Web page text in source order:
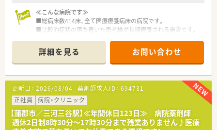
≪こんな病院です≫
■総病床数414床、全て医療療養病床の病院です。
■比較的症状の落ち着いた患者様が長期療養される施設です。
で対応しています。
■院内保育施設を完備しており、女性も働きやすい病院です。
■職員駐車場は無料で利用できます。
≪業務内容≫
■入院患者様の調剤、監査、服薬指導 ※外来は院外処方
■医薬品管理、医薬品情報管理
■持参薬鑑別
■各種委員会業務
詳細を見る お問い合わせ
更新日： 2026/08/04 薬剤師求人ID： 694731
正社員
病院・クリニック
【蒲郡市／三河三谷駅】≪年間休日123日≫ 病院薬剤師
週休2日制8時30分～17時30分まで残業ありません♪医療